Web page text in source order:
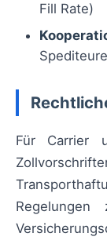
Fill Rate)
Für Carrier